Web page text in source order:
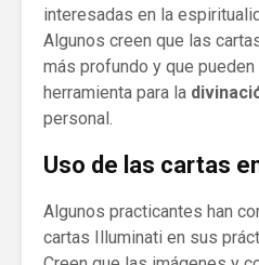
interesadas en la
Algunos creen que las
más profundo y que
herramienta para la
personal.
Uso de las cartas
Algunos practicantes han
cartas Illuminati en sus